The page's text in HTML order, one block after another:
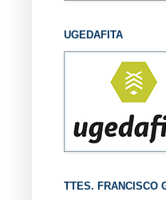
UGEDAFITA
TTES. FRANCISCO